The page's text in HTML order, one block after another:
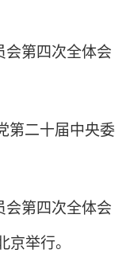
第四次全体会
二十届中央委
第四次全体会
京举行。